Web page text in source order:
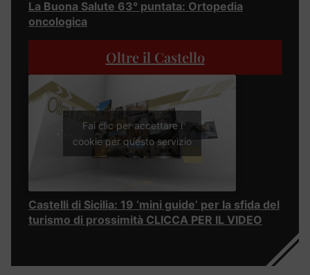
La Buona Salute 63° puntata: Ortopedia
oncologica
Oltre il Castello
Fai clic per accettare i
cookie per questo servizio
Castelli di Sicilia: 19 ‘mini guide’ per la sfida del
turismo di prossimità CLICCA PER IL VIDEO